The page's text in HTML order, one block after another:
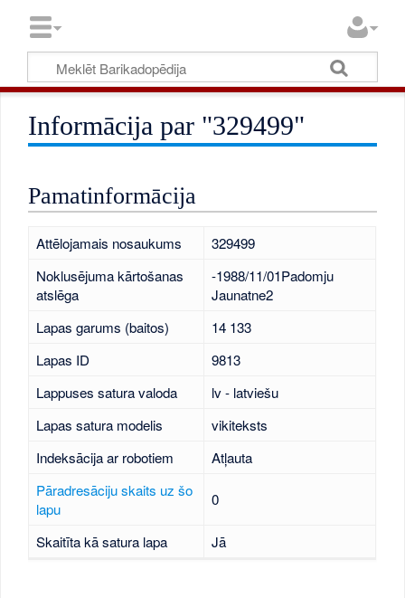
Informācija par "329499"
Pamatinformācija
Attēlojamais nosaukums
329499
Noklusējuma kārtošanas
atslēga
-1988/11/01Padomju
Jaunatne2
Lapas garums (baitos)
14 133
Lapas ID
9813
Lappuses satura valoda
lv - latviešu
Lapas satura modelis
vikiteksts
Indeksācija ar robotiem
Atļauta
Pāradresāciju skaits uz šo
lapu
0
Skaitīta kā satura lapa Jā